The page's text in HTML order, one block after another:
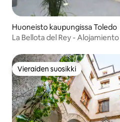
Huoneisto kaupungissa Toledo
La Bellota del Rey -
Vieraiden suosikki
Vieraiden suosikki